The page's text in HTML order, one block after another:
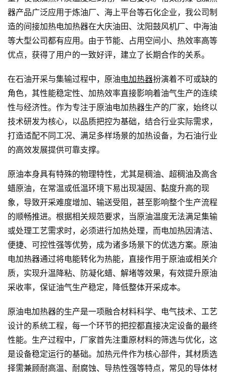
器产品广泛应用于炼油厂、海上平台等石化企业，我公司制
造的间接加热电加热器在大庆油田、沈阳鼓风机厂、中海油
等大型公司都有应用。由于节能、占用空间小、热效率高等
优点，获得了用户的一致好评，建立了长期合作的关系。
在石油开采与集输过程中，原油电加热器扮演着不可或缺的
角色，其性能稳定性、加热效率直接影响着油气生产的连续
性与经济性。作为专注于原油电加热器生产的厂家，始终以
技术研发为核心，以品质把控为基础，结合行业实际需求，
打造适配不同工况、满足多样场景的加热设备，为石油行业
的高效发展提供可靠支撑。
原油本身具有特殊的物理特性，尤其是稠油、超稠油及高含
蜡原油，在常温或低温环境下易出现凝固、黏度升高的现
象，导致开采难度增加、输送受阻，甚至影响整个生产流程
的顺畅推进。根据相关规范要求，当原油温度无法满足集输
或处理工艺需求时，必须进行加热处理，而电加热因清洁、
便捷、可控性强等优势，成为诸多场景下的优选方案。原油
电加热器通过将电能转化为热能，直接作用于原油或相关介
质，实现升温降粘、防凝化蜡、解堵等效果，有效提升原油
采收率，保证油气生产稳定，降低整体开采成本。
原油电加热器的生产是一项融合材料科学、电气技术、工艺
设计的系统工程，每一个环节的把控都直接决定设备的最终
性能。生产过程中，厂家首先注重原材料的筛选与优化，这
是设备稳定运行的基础。加热元件作为核心部件，其材质选
择需兼顾耐高温、耐腐蚀、导热性强等特点，常见的导体材